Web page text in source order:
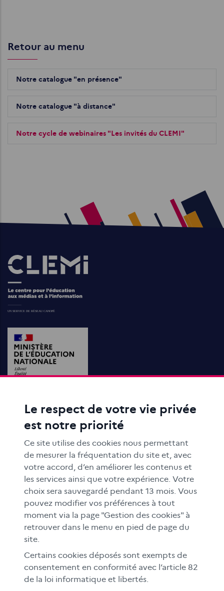
Retour au menu
Notre catalogue "en présence"
Notre catalogue "à distance"
Notre cycle de webinaires "Les invités du CLEMI"
Images
ACTIONS ÉDUCATIVES
FORMATION
RESSOURCES
MÉDIAS SCOLAIRES
FAMILLES
Le CLEMI
En académies
À l'international
CLEMI sup
Espace presse
Le respect de votre vie privée
est notre priorité
Ce site utilise des cookies nous permettant
de mesurer la fréquentation du site et, avec
votre accord, d’en améliorer les contenus et
les services ainsi que votre expérience. Votre
choix sera sauvegardé pendant 13 mois. Vous
pouvez modifier vos préférences à tout
moment via la page "Gestion des cookies" à
retrouver dans le menu en pied de page du
site.
Certains cookies déposés sont exempts de
consentement en conformité avec l’article 82
de la loi informatique et libertés.